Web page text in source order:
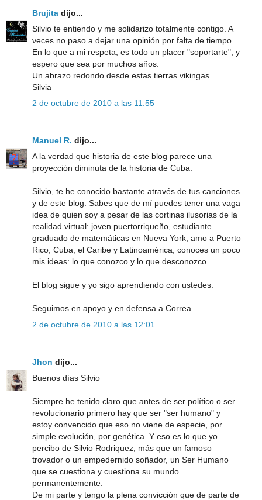
Brujita dijo...
Silvio te entiendo y me solidarizo totalmente contigo. A
veces no paso a dejar una opinión por falta de tiempo.
En lo que a mi respeta, es todo un placer "soportarte", y
espero que sea por muchos años.
Un abrazo redondo desde estas tierras vikingas.
Silvia
2 de octubre de 2010 a las 11:55
Manuel R. dijo...
A la verdad que historia de este blog parece una
proyección diminuta de la historia de Cuba.
Silvio, te he conocido bastante através de tus canciones
y de este blog. Sabes que de mí puedes tener una vaga
idea de quien soy a pesar de las cortinas ilusorias de la
realidad virtual: joven puertorriqueño, estudiante
graduado de matemáticas en Nueva York, amo a Puerto
Rico, Cuba, el Caribe y Latinoamérica, conoces un poco
mis ideas: lo que conozco y lo que desconozco.
El blog sigue y yo sigo aprendiendo con ustedes.
Seguimos en apoyo y en defensa a Correa.
2 de octubre de 2010 a las 12:01
Jhon dijo...
Buenos días Silvio
Siempre he tenido claro que antes de ser político o ser
revolucionario primero hay que ser "ser humano" y
estoy convencido que eso no viene de especie, por
simple evolución, por genética. Y eso es lo que yo
percibo de Silvio Rodriquez, más que un famoso
trovador o un empedernido soñador, un Ser Humano
que se cuestiona y cuestiona su mundo
permanentemente.
De mi parte y tengo la plena convicción que de parte de